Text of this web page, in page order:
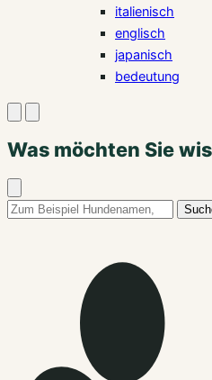
italienisch
englisch
japanisch
bedeutung
öffnenöffnen
Was möchten Sie
schließen
Suchbegriff: